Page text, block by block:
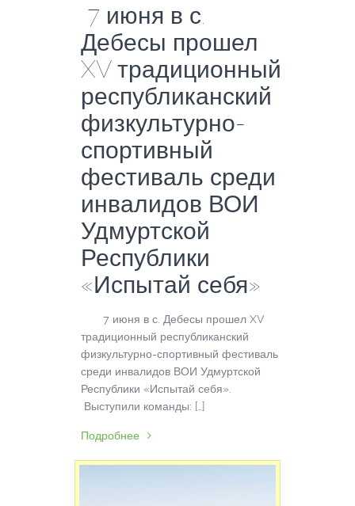
7 июня в с.
Дебесы прошел
XV традиционный
республиканский
физкультурно-
спортивный
фестиваль среди
инвалидов ВОИ
Удмуртской
Республики
«Испытай себя»
7 июня в с. Дебесы прошел XV
традиционный республиканский
физкультурно-спортивный фестиваль
среди инвалидов ВОИ Удмуртской
Республики «Испытай себя».
Выступили команды: […]
Подробнее